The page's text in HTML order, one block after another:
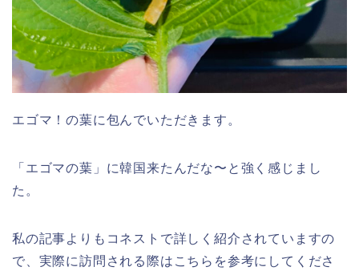
エゴマ！の葉に包んでいただきます。
「エゴマの葉」に韓国来たんだな〜と強く感じまし
た。
私の記事よりもコネストで詳しく紹介されていますの
で、実際に訪問される際はこちらを参考にしてくださ